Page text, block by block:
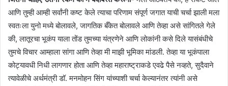
आणि तुम्ही आम्ही सर्वांनी कष्ट केले त्याचा परिणाम संपूर्ण जगात याची चर्चा झाली मला
स्वतःला युनो मध्ये बोलावले, जागतिक बँकेत बोलावले आणि तेव्हा असे सांगितले गेले
की, लातूरचा भूकंप याला तोंड तुमच्या यंत्रणेने आणि लोकांनी कसे दिले यासंबंधीचे
तुमचे विचार आम्हाला सांगा आणि तेव्हा मी माझी भूमिका मांडली. तेव्हा या भूकंपाला
कोट्यावधी निधी लागणार होता आणि तेव्हा महाराष्ट्राकडे एवढे पैसे नव्हते, सुदैवाने
त्यावेळीचे अर्थमंत्री डॉ. मनमोहन सिंग यांच्याशी चर्चा केल्यानंतर त्यांनी असे